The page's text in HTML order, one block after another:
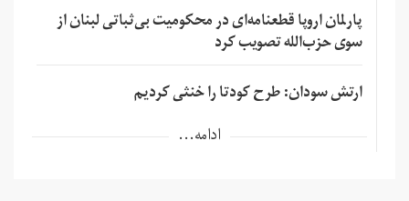
پارلمان اروپا قطعنامه‌ای در محکومیت بی‌ثباتی لبنان از
سوی حزب‌الله تصویب کرد
ارتش سودان: طرح کودتا را خنثی کردیم
ادامه...